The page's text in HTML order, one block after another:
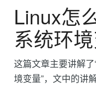
Linux怎
系统环
这篇文章主要讲解
境变量”，文中的讲